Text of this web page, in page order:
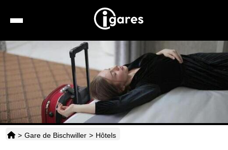
Location de voiture
Hôtels
Taxis
> Gare de Bischwiller > Hôtels